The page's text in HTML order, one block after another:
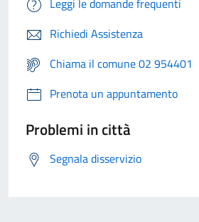
Leggi le domande frequenti
Richiedi Assistenza
Chiama il comune 02 954401
Prenota un appuntamento
Problemi in città
Segnala disservizio